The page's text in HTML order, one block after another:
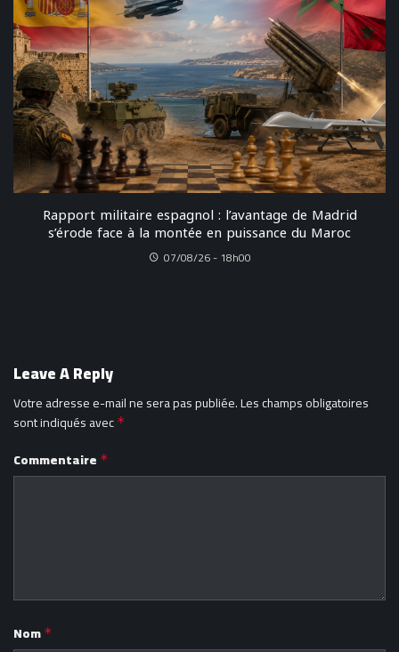
Rapport militaire espagnol : l’avantage de Madrid
s’érode face à la montée en puissance du Maroc
07/08/26 - 18h00
Leave A Reply
Votre adresse e-mail ne sera pas publiée.Les champs obligatoires
sont indiqués avec *
Commentaire *
Nom *